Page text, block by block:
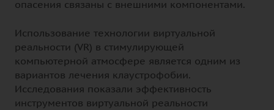
опасения связаны с внешними компонентами.
Использование технологии виртуальной
реальности (VR) в стимулирующей
компьютерной атмосфере является одним из
вариантов лечения клаустрофобии.
Исследования показали эффективность
инструментов виртуальной реальности